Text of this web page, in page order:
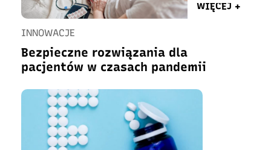
WIĘCEJ +
INNOWACJE
Bezpieczne rozwiązania dla
pacjentów w czasach pandemii